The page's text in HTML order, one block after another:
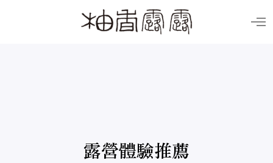
O
露營體驗推薦